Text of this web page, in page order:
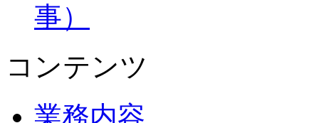
事）
コンテンツ
業務内容